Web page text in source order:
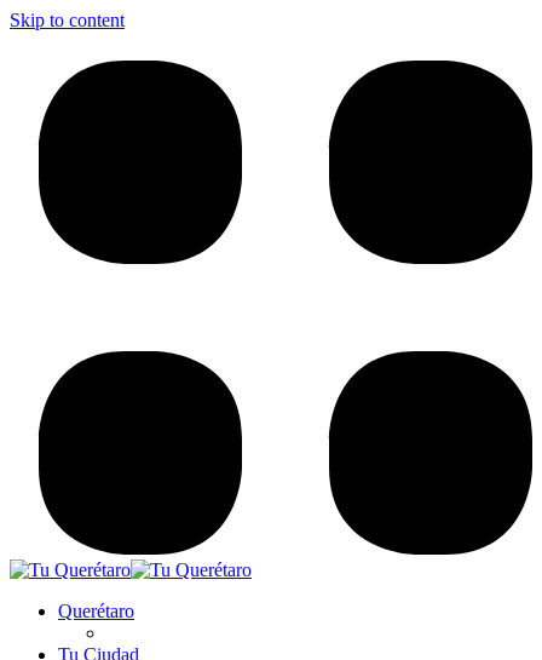
Skip to content
Querétaro
Tu Ciudad